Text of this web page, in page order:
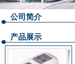
公司简介
产品展示